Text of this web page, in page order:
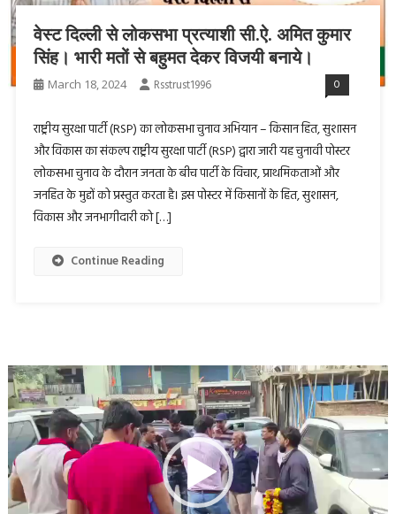
वेस्ट दिल्ली से लोकसभा प्रत्याशी सी.ऐ. अमित कुमार
सिंह। भारी मतों से बहुमत देकर विजयी बनाये।
March 18, 2024 Rsstrust1996 0
राष्ट्रीय सुरक्षा पार्टी (RSP) का लोकसभा चुनाव अभियान – किसान हित, सुशासन
और विकास का संकल्प राष्ट्रीय सुरक्षा पार्टी (RSP) द्वारा जारी यह चुनावी पोस्टर
लोकसभा चुनाव के दौरान जनता के बीच पार्टी के विचार, प्राथमिकताओं और
जनहित के मुद्दों को प्रस्तुत करता है। इस पोस्टर में किसानों के हित, सुशासन,
विकास और जनभागीदारी को […]
Continue Reading
Video
Player